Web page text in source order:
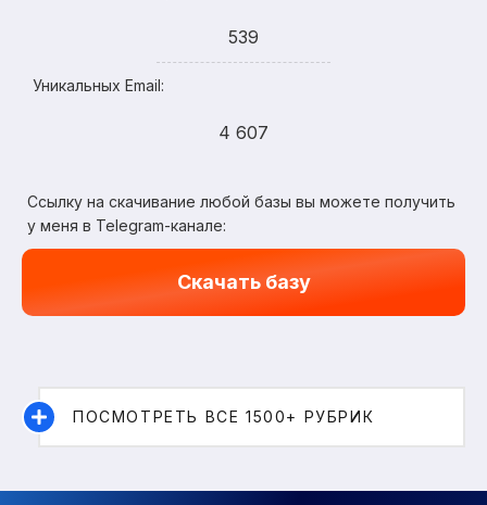
539
Уникальных Email:
4 607
Ссылку на скачивание любой базы вы можете получить
у меня в Telegram-канале:
Скачать базу
ПОСМОТРЕТЬ ВСЕ 1500+ РУБРИК